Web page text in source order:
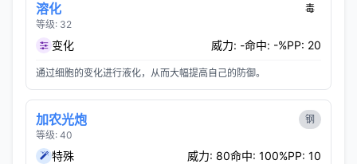
溶化
等级: 32
毒
变化 威力: -命中: -%PP: 20
通过细胞的变化进行液化，从而大幅提高自己的防御。
加农光炮
等级: 40
钢
特殊 威力: 80命中: 100%PP: 10